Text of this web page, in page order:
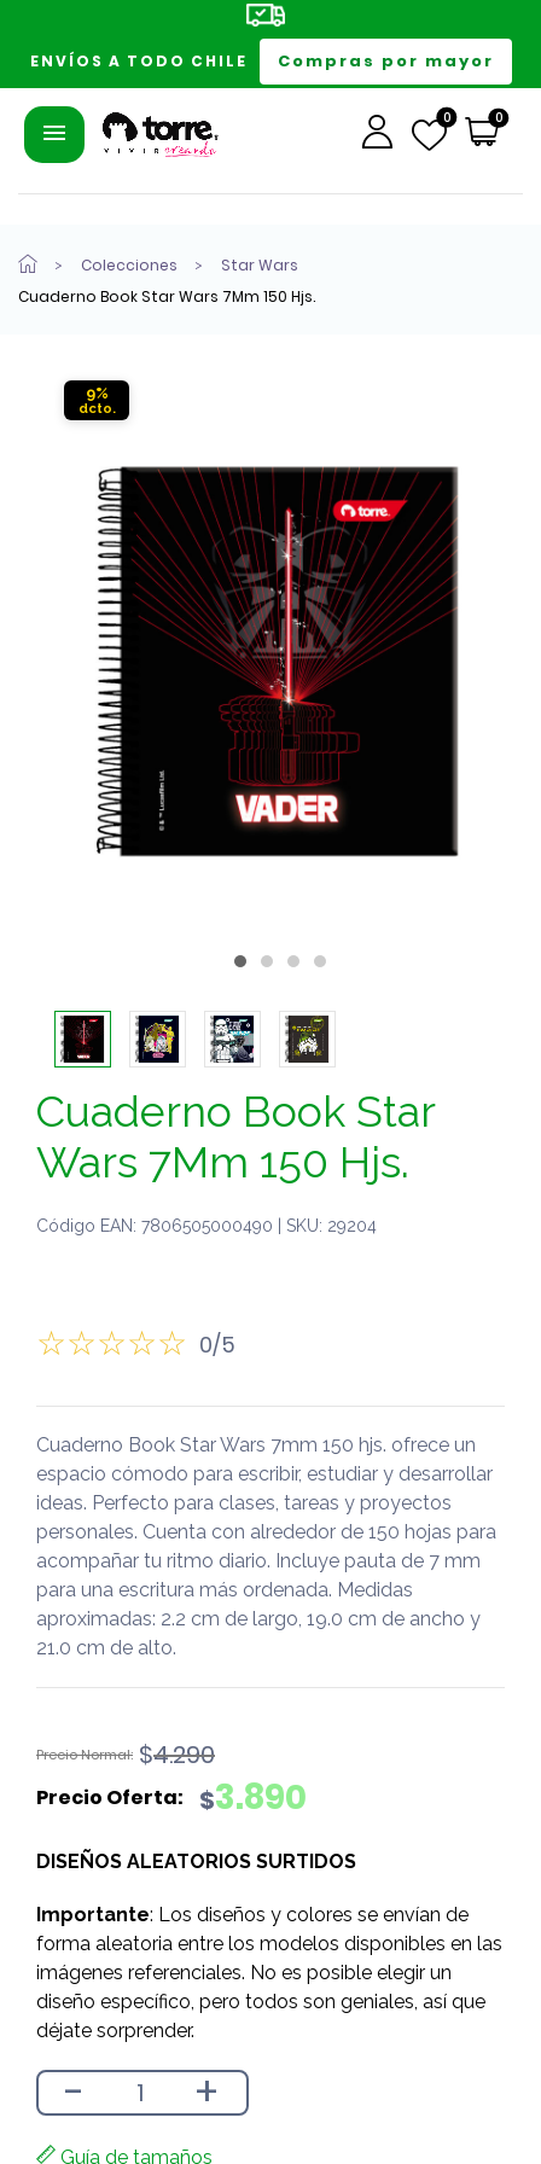
ENVÍOS A TODO CHILE Compras por mayor
0 0
Colecciones
Star Wars
Cuaderno Book Star Wars 7Mm 150 Hjs.
9%
Cuaderno Book Star
Wars 7Mm 150 Hjs.
Código EAN: 7806505000490 | SKU: 29204
0/5
Cuaderno Book Star Wars 7mm 150 hjs. ofrece un
espacio cómodo para escribir, estudiar y desarrollar
ideas. Perfecto para clases, tareas y proyectos
personales. Cuenta con alrededor de 150 hojas para
acompañar tu ritmo diario. Incluye pauta de 7 mm
para una escritura más ordenada. Medidas
aproximadas: 2.2 cm de largo, 19.0 cm de ancho y
21.0 cm de alto.
$4.290
El
original
$4.290.
$3.890
El
actual
$3.890.
DISEÑOS ALEATORIOS SURTIDOS
Importante: Los diseños y colores se envían de
forma aleatoria entre los modelos disponibles en las
imágenes referenciales. No es posible elegir un
diseño específico, pero todos son geniales, así que
déjate sorprender.
- +
Guía de tamaños